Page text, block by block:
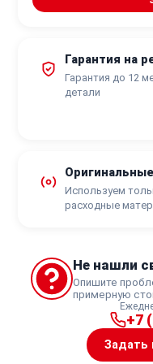
Гарантия на
Гарантия до 12
детали
Используем
расходные
Не нашли
Опишите
примерную
+7
Задать